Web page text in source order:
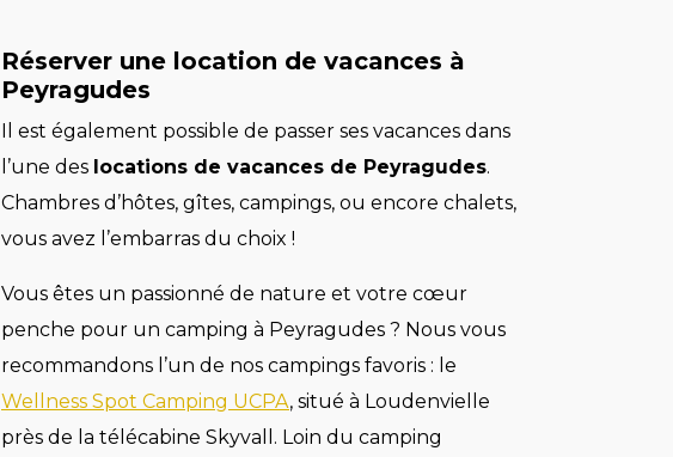
Réserver une location de vacances à
Peyragudes
Il est également possible de passer ses vacances dans
l’une des locations de vacances de Peyragudes.
Chambres d’hôtes, gîtes, campings, ou encore chalets,
vous avez l’embarras du choix !
Vous êtes un passionné de nature et votre cœur
penche pour un camping à Peyragudes ? Nous vous
recommandons l’un de nos campings favoris : le
Wellness Spot Camping UCPA, situé à Loudenvielle
près de la télécabine Skyvall. Loin du camping